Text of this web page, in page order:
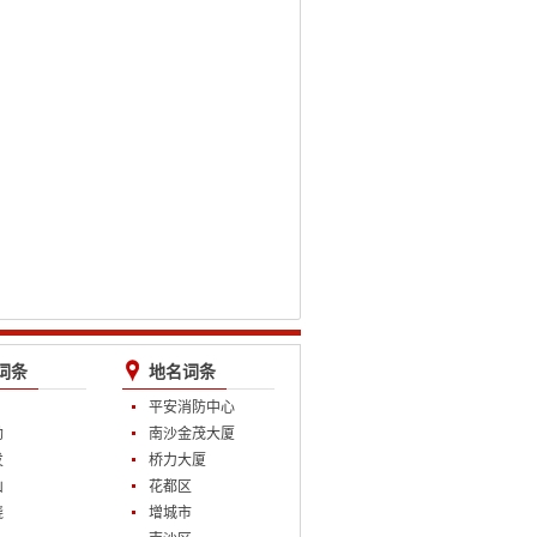
条 地名词条
平安消防中心
南沙金茂大厦
桥力大厦
花都区
增城市